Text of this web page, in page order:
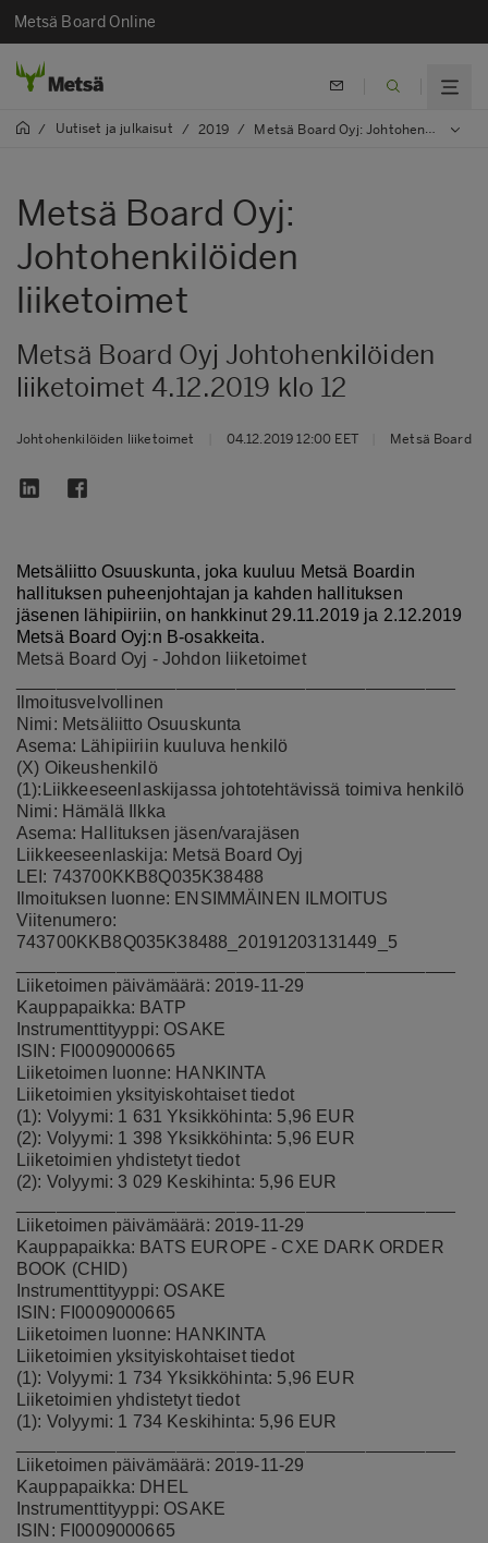
Metsä Board Online
/ Uutiset ja julkaisut / 2019 / Metsä Board Oyj: Johtohenkilöiden liiketoimet
Metsä Board Oyj:
Johtohenkilöiden
liiketoimet
Metsä Board Oyj Johtohenkilöiden
liiketoimet 4.12.2019 klo 12
Johtohenkilöiden liiketoimet 04.12.2019 12:00 EET Metsä Board
Metsäliitto Osuuskunta, joka kuuluu Metsä Boardin
hallituksen puheenjohtajan ja kahden hallituksen
jäsenen lähipiiriin, on hankkinut 29.11.2019 ja 2.12.2019
Metsä Board Oyj:n B-osakkeita.
Metsä Board Oyj - Johdon liiketoimet
Ilmoitusvelvollinen
Nimi: Metsäliitto Osuuskunta
Asema: Lähipiiriin kuuluva henkilö
(X) Oikeushenkilö
(1):Liikkeeseenlaskijassa johtotehtävissä toimiva henkilö
Nimi: Hämälä Ilkka
Asema: Hallituksen jäsen/varajäsen
Liikkeeseenlaskija: Metsä Board Oyj
LEI: 743700KKB8Q035K38488
Ilmoituksen luonne: ENSIMMÄINEN ILMOITUS
Viitenumero:
743700KKB8Q035K38488_20191203131449_5
Liiketoimen päivämäärä: 2019-11-29
Kauppapaikka: BATP
Instrumenttityyppi: OSAKE
ISIN: FI0009000665
Liiketoimen luonne: HANKINTA
Liiketoimien yksityiskohtaiset tiedot
(1): Volyymi: 1 631 Yksikköhinta: 5,96 EUR
(2): Volyymi: 1 398 Yksikköhinta: 5,96 EUR
Liiketoimien yhdistetyt tiedot
(2): Volyymi: 3 029 Keskihinta: 5,96 EUR
Liiketoimen päivämäärä: 2019-11-29
Kauppapaikka: BATS EUROPE - CXE DARK ORDER
BOOK (CHID)
Instrumenttityyppi: OSAKE
ISIN: FI0009000665
Liiketoimen luonne: HANKINTA
Liiketoimien yksityiskohtaiset tiedot
(1): Volyymi: 1 734 Yksikköhinta: 5,96 EUR
Liiketoimien yhdistetyt tiedot
(1): Volyymi: 1 734 Keskihinta: 5,96 EUR
Liiketoimen päivämäärä: 2019-11-29
Kauppapaikka: DHEL
Instrumenttityyppi: OSAKE
ISIN: FI0009000665